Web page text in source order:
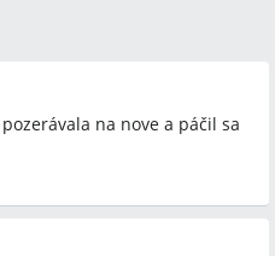
na nove a páčil sa